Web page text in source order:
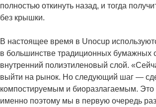
полностью откинуть назад, и тогда
без крышки.
В настоящее время в Unocup
в большинстве традиционных бумажных
внутренний полиэтиленовый слой.
выйти на рынок. Но следующий шаг —
компостируемым и биоразлагаемым.
именно поэтому мы в первую очередь